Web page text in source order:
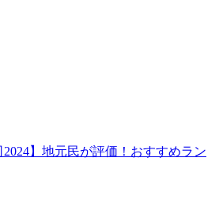
2024】地元民が評価！おすすめラン